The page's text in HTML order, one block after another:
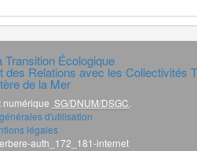
Transition Écologique
Relations avec les Collectivités
de la Mer
numérique SG/DNUM/DSGC
d'utilisation
légales
auth_172_181-internet